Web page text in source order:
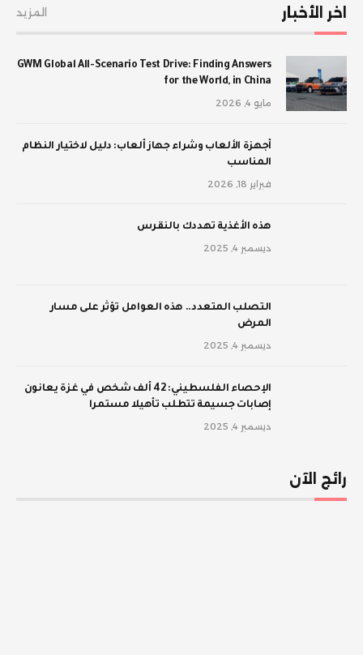
اخر الأخبار المزيد
GWM Global All-Scenario Test Drive: Finding Answers
for the World, in China
مايو 4, 2026
أجهزة الألعاب وشراء جهاز ألعاب: دليل لاختيار النظام
المناسب
فبراير 18, 2026
‫هذه الأغذية تهددك بالنقرس
ديسمبر 4, 2025
‫التصلب المتعدد.. هذه العوامل تؤثر على مسار
المرض
ديسمبر 4, 2025
الإحصاء الفلسطيني: 42 ألف شخص في غزة يعانون
إصابات جسيمة تتطلب تأهيلا مستمرا
ديسمبر 4, 2025
رائج الآن